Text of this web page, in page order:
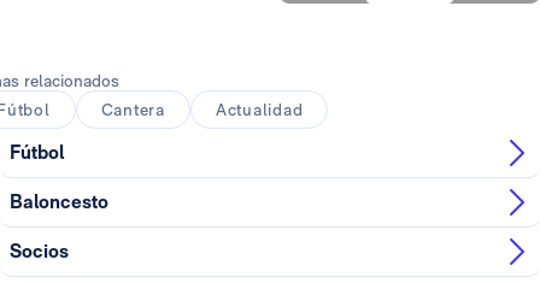
relacionados
Cantera Actualidad
Fútbol
Baloncesto
Socios